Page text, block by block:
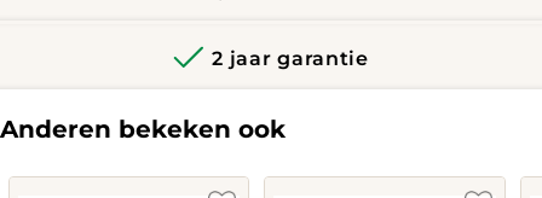
2 jaar garantie
Anderen bekeken ook